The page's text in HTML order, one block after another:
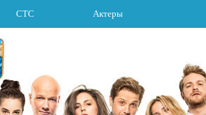
СТС Актеры